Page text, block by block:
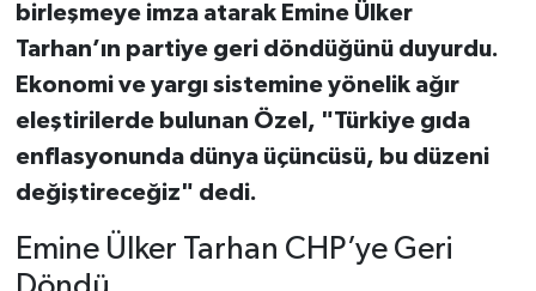
birleşmeye imza atarak Emine Ülker
Tarhan’ın partiye geri döndüğünü duyurdu.
Ekonomi ve yargı sistemine yönelik ağır
eleştirilerde bulunan Özel, "Türkiye gıda
enflasyonunda dünya üçüncüsü, bu düzeni
değiştireceğiz" dedi.
Emine Ülker Tarhan CHP’ye Geri